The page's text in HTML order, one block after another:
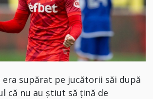
era supărat pe jucătorii săi după
că nu au știut să țină de